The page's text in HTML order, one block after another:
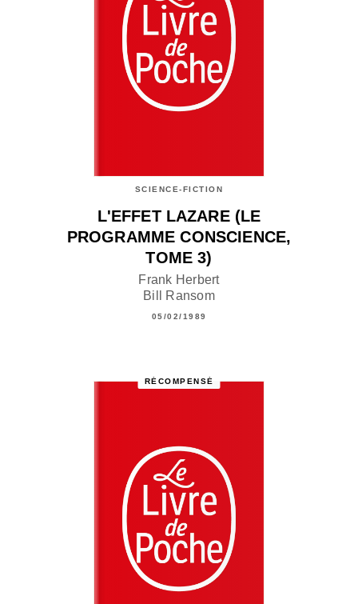
SCIENCE-FICTION
L'EFFET LAZARE (LE
PROGRAMME CONSCIENCE,
TOME 3)
Frank Herbert
Bill Ransom
05/02/1989
RÉCOMPENSÉ